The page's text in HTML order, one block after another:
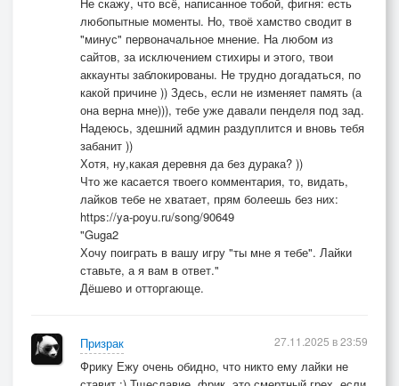
любопытные моменты. Но, твоё хамство сводит в
"минус" первоначальное мнение. На любом из
сайтов, за исключением стихиры и этого, твои
аккаунты заблокированы. Не трудно догадаться, по
какой причине )) Здесь, если не изменяет память (а
она верна мне))), тебе уже давали пенделя под зад.
Надеюсь, здешний админ раздуплится и вновь тебя
забанит ))
Хотя, ну,какая деревня да без дурака? ))
Что же касается твоего комментария, то, видать,
лайков тебе не хватает, прям болеешь без них:
https://ya-poyu.ru/song/90649
"Guga2
Хочу поиграть в вашу игру "ты мне я тебе". Лайки
ставьте, а я вам в ответ."
Дёшево и отторгающе.
Призрак
Фрику Ежу очень обидно, что никто ему лайки не
27.11.2025 в 23:59